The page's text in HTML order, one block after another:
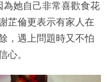
她自己非常喜歡食花
芷倫更表示有家人在
，遇上問題時又不怕
心。